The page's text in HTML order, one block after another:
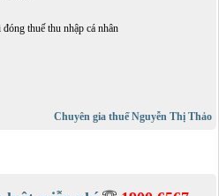
thuế thu nhập cá nhân
Chuyên gia thuế Nguyễn Thị Thảo